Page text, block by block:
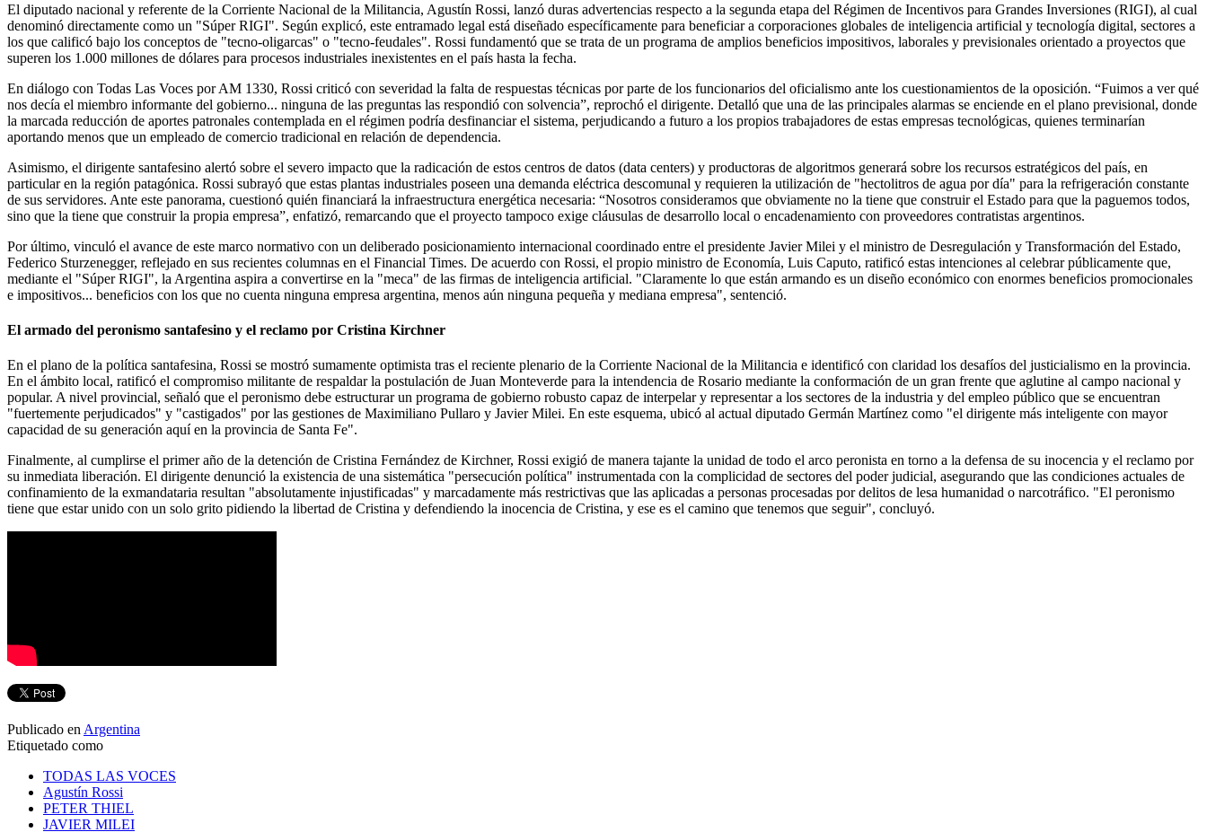
El diputado nacional y referente de la Corriente Nacional de la Militancia, Agustín Rossi, lanzó duras advertencias respecto a la segunda etapa del Régimen de Incentivos para Grandes Inversiones (RIGI), al cual
denominó directamente como un "Súper RIGI". Según explicó, este entramado legal está diseñado específicamente para beneficiar a corporaciones globales de inteligencia artificial y tecnología digital, sectores a
los que calificó bajo los conceptos de "tecno-oligarcas" o "tecno-feudales". Rossi fundamentó que se trata de un programa de amplios beneficios impositivos, laborales y previsionales orientado a proyectos que
superen los 1.000 millones de dólares para procesos industriales inexistentes en el país hasta la fecha.
En diálogo con Todas Las Voces por AM 1330, Rossi criticó con severidad la falta de respuestas técnicas por parte de los funcionarios del oficialismo ante los cuestionamientos de la oposición. “Fuimos a ver qué
nos decía el miembro informante del gobierno... ninguna de las preguntas las respondió con solvencia”, reprochó el dirigente. Detalló que una de las principales alarmas se enciende en el plano previsional, donde
la marcada reducción de aportes patronales contemplada en el régimen podría desfinanciar el sistema, perjudicando a futuro a los propios trabajadores de estas empresas tecnológicas, quienes terminarían
aportando menos que un empleado de comercio tradicional en relación de dependencia.
Asimismo, el dirigente santafesino alertó sobre el severo impacto que la radicación de estos centros de datos (data centers) y productoras de algoritmos generará sobre los recursos estratégicos del país, en
particular en la región patagónica. Rossi subrayó que estas plantas industriales poseen una demanda eléctrica descomunal y requieren la utilización de "hectolitros de agua por día" para la refrigeración constante
de sus servidores. Ante este panorama, cuestionó quién financiará la infraestructura energética necesaria: “Nosotros consideramos que obviamente no la tiene que construir el Estado para que la paguemos todos,
sino que la tiene que construir la propia empresa”, enfatizó, remarcando que el proyecto tampoco exige cláusulas de desarrollo local o encadenamiento con proveedores contratistas argentinos.
Por último, vinculó el avance de este marco normativo con un deliberado posicionamiento internacional coordinado entre el presidente Javier Milei y el ministro de Desregulación y Transformación del Estado,
Federico Sturzenegger, reflejado en sus recientes columnas en el Financial Times. De acuerdo con Rossi, el propio ministro de Economía, Luis Caputo, ratificó estas intenciones al celebrar públicamente que,
mediante el "Súper RIGI", la Argentina aspira a convertirse en la "meca" de las firmas de inteligencia artificial. "Claramente lo que están armando es un diseño económico con enormes beneficios promocionales
e impositivos... beneficios con los que no cuenta ninguna empresa argentina, menos aún ninguna pequeña y mediana empresa", sentenció.
El armado del peronismo santafesino y el reclamo por Cristina Kirchner
En el plano de la política santafesina, Rossi se mostró sumamente optimista tras el reciente plenario de la Corriente Nacional de la Militancia e identificó con claridad los desafíos del justicialismo en la provincia.
En el ámbito local, ratificó el compromiso militante de respaldar la postulación de Juan Monteverde para la intendencia de Rosario mediante la conformación de un gran frente que aglutine al campo nacional y
popular. A nivel provincial, señaló que el peronismo debe estructurar un programa de gobierno robusto capaz de interpelar y representar a los sectores de la industria y del empleo público que se encuentran
"fuertemente perjudicados" y "castigados" por las gestiones de Maximiliano Pullaro y Javier Milei. En este esquema, ubicó al actual diputado Germán Martínez como "el dirigente más inteligente con mayor
capacidad de su generación aquí en la provincia de Santa Fe".
Finalmente, al cumplirse el primer año de la detención de Cristina Fernández de Kirchner, Rossi exigió de manera tajante la unidad de todo el arco peronista en torno a la defensa de su inocencia y el reclamo por
su inmediata liberación. El dirigente denunció la existencia de una sistemática "persecución política" instrumentada con la complicidad de sectores del poder judicial, asegurando que las condiciones actuales de
confinamiento de la exmandataria resultan "absolutamente injustificadas" y marcadamente más restrictivas que las aplicadas a personas procesadas por delitos de lesa humanidad o narcotráfico. "El peronismo
tiene que estar unido con un solo grito pidiendo la libertad de Cristina y defendiendo la inocencia de Cristina, y ese es el camino que tenemos que seguir", concluyó.
Publicado en Argentina
Etiquetado como
TODAS LAS VOCES
Agustín Rossi
PETER THIEL
JAVIER MILEI